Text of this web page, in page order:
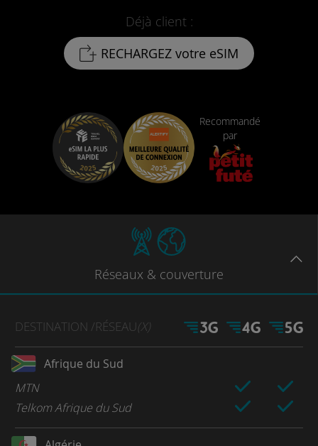
Déjà client :
RECHARGEZ votre eSIM
Recommandé
par
Réseaux & couverture
DESTINATION /RÉSEAU(X)
Afrique du Sud
MTN
Telkom Afrique du Sud